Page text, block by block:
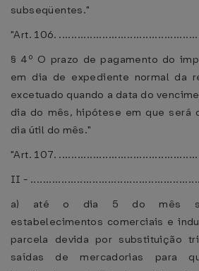
subseqüentes."
"Art. 106.
§ 4º O prazo de pagamento do
em dia de expediente normal da
excetuado quando a data do
dia do mês, hipótese em que será
dia útil do mês."
"Art. 107.
II -
a) até o dia 5 do mês
estabelecimentos comerciais e
parcela devida por substituição
saídas de mercadorias para